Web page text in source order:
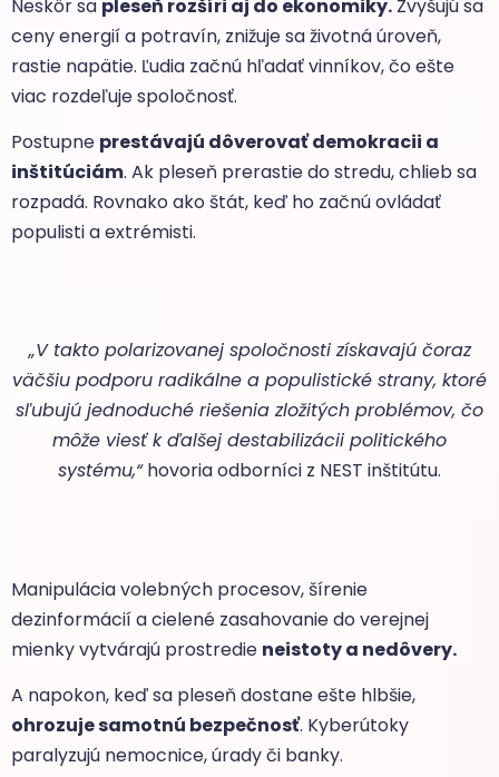
Neskôr sa pleseň rozšíri aj do ekonomiky. Zvyšujú sa
ceny energií a potravín, znižuje sa životná úroveň,
rastie napätie. Ľudia začnú hľadať vinníkov, čo ešte
viac rozdeľuje spoločnosť.
Postupne prestávajú dôverovať demokracii a
inštitúciám. Ak pleseň prerastie do stredu, chlieb sa
rozpadá. Rovnako ako štát, keď ho začnú ovládať
populisti a extrémisti.
„V takto polarizovanej spoločnosti získavajú čoraz
väčšiu podporu radikálne a populistické strany, ktoré
sľubujú jednoduché riešenia zložitých problémov, čo
môže viesť k ďalšej destabilizácii politického
systému,“hovoria odborníci z NEST inštitútu.
Manipulácia volebných procesov, šírenie
dezinformácií a cielené zasahovanie do verejnej
mienky vytvárajú prostredie neistoty a nedôvery.
A napokon, keď sa pleseň dostane ešte hlbšie,
ohrozuje samotnú bezpečnosť. Kyberútoky
paralyzujú nemocnice, úrady či banky.